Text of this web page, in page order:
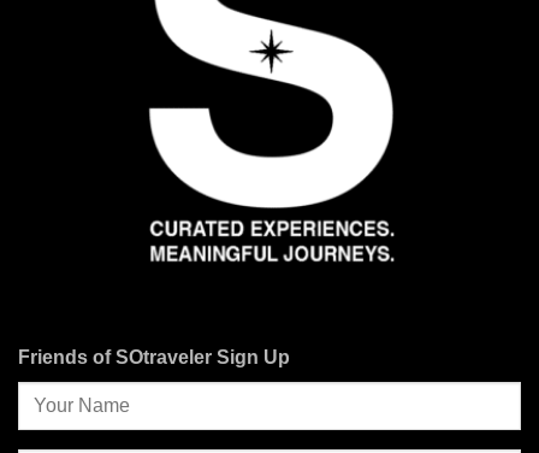
Friends of SOtraveler Sign Up